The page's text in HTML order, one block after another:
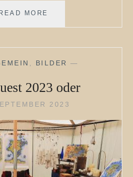
READ MORE
, BILDER —
2023 oder
2023